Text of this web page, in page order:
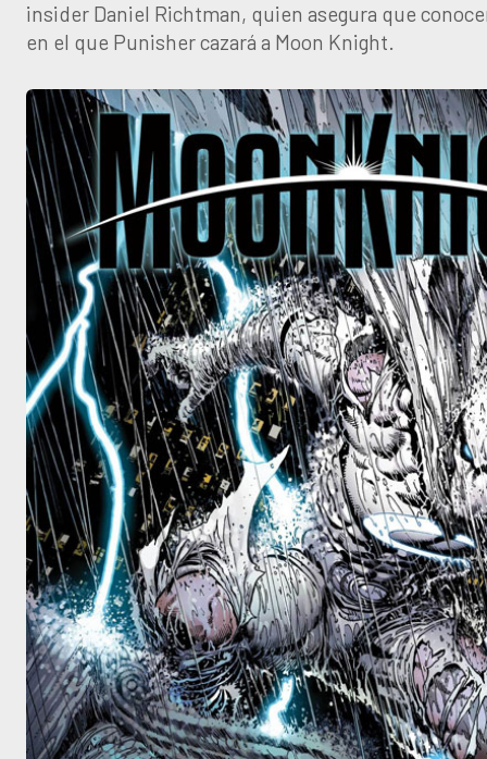
insider Daniel Richtman, quien asegura que
en el que Punisher cazará a Moon Knight.